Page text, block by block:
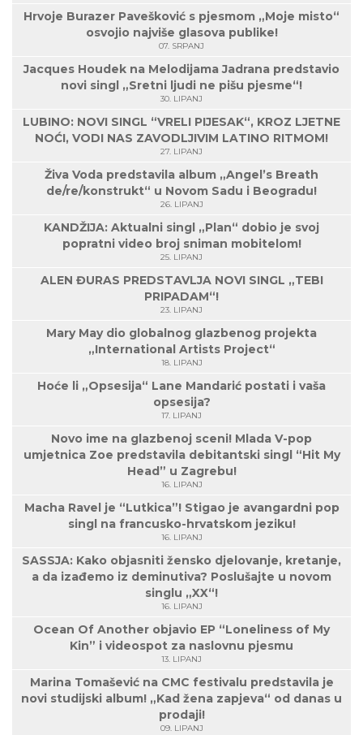
Hrvoje Burazer Pavešković s pjesmom „Moje misto“
osvojio najviše glasova publike!
07. SRPANJ
Jacques Houdek na Melodijama Jadrana predstavio
novi singl „Sretni ljudi ne pišu pjesme“!
30. LIPANJ
LUBINO: NOVI SINGL “VRELI PIJESAK“, KROZ LJETNE
NOĆI, VODI NAS ZAVODLJIVIM LATINO RITMOM!
27. LIPANJ
Živa Voda predstavila album „Angel’s Breath
de/re/konstrukt“ u Novom Sadu i Beogradu!
26. LIPANJ
KANDŽIJA: Aktualni singl „Plan“ dobio je svoj
popratni video broj sniman mobitelom!
25. LIPANJ
ALEN ĐURAS PREDSTAVLJA NOVI SINGL „TEBI
PRIPADAM“!
23. LIPANJ
Mary May dio globalnog glazbenog projekta
„International Artists Project“
18. LIPANJ
Hoće li „Opsesija“ Lane Mandarić postati i vaša
opsesija?
17. LIPANJ
Novo ime na glazbenoj sceni! Mlada V-pop
umjetnica Zoe predstavila debitantski singl “Hit My
Head” u Zagrebu!
16. LIPANJ
Macha Ravel je “Lutkica”! Stigao je avangardni pop
singl na francusko-hrvatskom jeziku!
16. LIPANJ
SASSJA: Kako objasniti žensko djelovanje, kretanje,
a da izađemo iz deminutiva? Poslušajte u novom
singlu „XX“!
16. LIPANJ
Ocean Of Another objavio EP “Loneliness of My
Kin” i videospot za naslovnu pjesmu
13. LIPANJ
Marina Tomašević na CMC festivalu predstavila je
novi studijski album! „Kad žena zapjeva“ od danas u
prodaji!
09. LIPANJ